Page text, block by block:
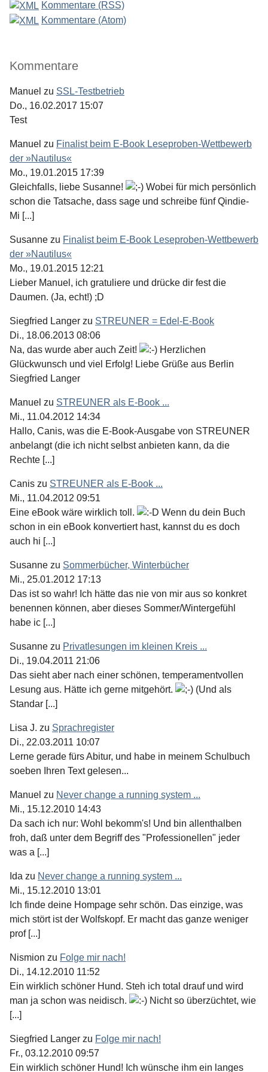
Kommentare (RSS)
Kommentare (Atom)
Kommentare
Manuel zu SSL-Testbetrieb
Do., 16.02.2017 15:07
Test
Manuel zu Finalist beim E-Book Leseproben-Wettbewerb
der »Nautilus«
Mo., 19.01.2015 17:39
Gleichfalls, liebe Susanne!
Wobei für mich persönlich
schon die Tatsache, dass sage und schreibe fünf Qindie-
Mi [...]
Susanne zu Finalist beim E-Book Leseproben-Wettbewerb
der »Nautilus«
Mo., 19.01.2015 12:21
Lieber Manuel, ich gratuliere und drücke dir fest die
Daumen. (Ja, echt!) ;D
Siegfried Langer zu STREUNER = Edel-E-Book
Di., 18.06.2013 08:06
Na, das wurde aber auch Zeit!
Herzlichen
Glückwunsch und viel Erfolg! Liebe Grüße aus Berlin
Siegfried Langer
Manuel zu STREUNER als E-Book ...
Mi., 11.04.2012 14:34
Hallo, Canis, was die E-Book-Ausgabe von STREUNER
anbelangt (die ich nicht selbst anbieten kann, da die
Rechte [...]
Canis zu STREUNER als E-Book ...
Mi., 11.04.2012 09:51
Eine eBook wäre wirklich toll.
Wenn du dein Buch
schon in ein eBook konvertiert hast, kannst du es doch
auch hi [...]
Susanne zu Sommerbücher, Winterbücher
Mi., 25.01.2012 17:13
Das ist so wahr! Ich hätte das nie von mir aus so konkret
benennen können, aber dieses Sommer/Wintergefühl
habe ic [...]
Susanne zu Privatlesungen im kleinen Kreis ...
Di., 19.04.2011 21:06
Das sieht aber nach einer schönen, temperamentvollen
Lesung aus. Hätte ich gerne mitgehört.
(Und als
Standar [...]
Lisa J. zu Sprachregister
Di., 22.03.2011 10:07
Lerne gerade fürs Abitur, und habe in meinem Schulbuch
soeben Ihren Text gelesen...
Manuel zu Never change a running system ...
Mi., 15.12.2010 14:43
Da sach ich nur: Wohl bekomm's! Und bin allenthalben
froh, daß unter dem Begriff des "Professionellen" jeder
was a [...]
Ida zu Never change a running system ...
Mi., 15.12.2010 13:01
Ich finde deine Hompage sehr schön. Das einzige, was
mich stört ist der Wolfskopf. Er macht das ganze weniger
prof [...]
Nismion zu Folge mir nach!
Di., 14.12.2010 11:52
Ein wirklich schöner Hund. Steh ich total drauf und wird
man ja schon was neidisch.
Nicht so überzüchtet, wie
[...]
Siegfried Langer zu Folge mir nach!
Fr., 03.12.2010 09:57
Ein wirklich schöner Hund! Ich wünsche ihm ein langes